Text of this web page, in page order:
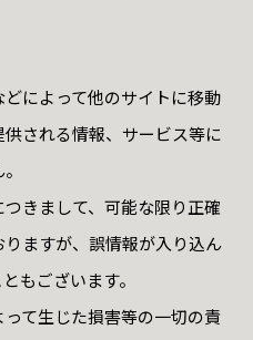
によって他のサイトに移動
される情報、サービス等に
きまして、可能な限り正確
ますが、誤情報が入り込ん
もございます。
て生じた損害等の一切の責